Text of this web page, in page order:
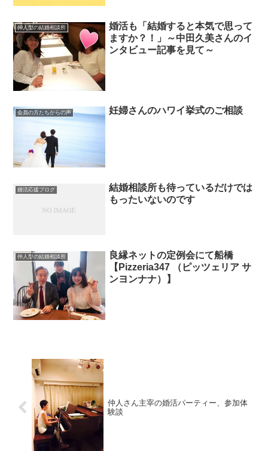
仲人型の結婚相談所
婚活も「結婚すると本気で思って
ますか？！」～中田久美さんのイ
ンタビュー記事を見て～
会員の方たちからの声 妊婦さんのハワイ挙式のご相談
婚活応援ブログ
結婚相談所も待っているだけでは
もったいないのです
仲人型の結婚相談所
良縁ネットの定例会にて船橋
【Pizzeria347 （ピッツェリア サ
ンヨンナナ）】
仲人さん主宰の婚活パーティー、参加体
験談